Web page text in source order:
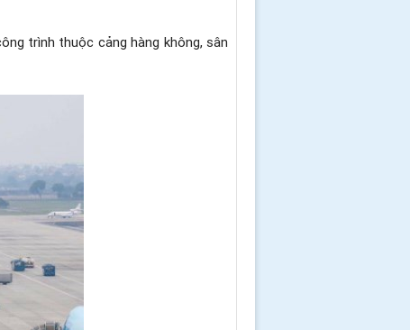
trình thuộc cảng hàng không, sân